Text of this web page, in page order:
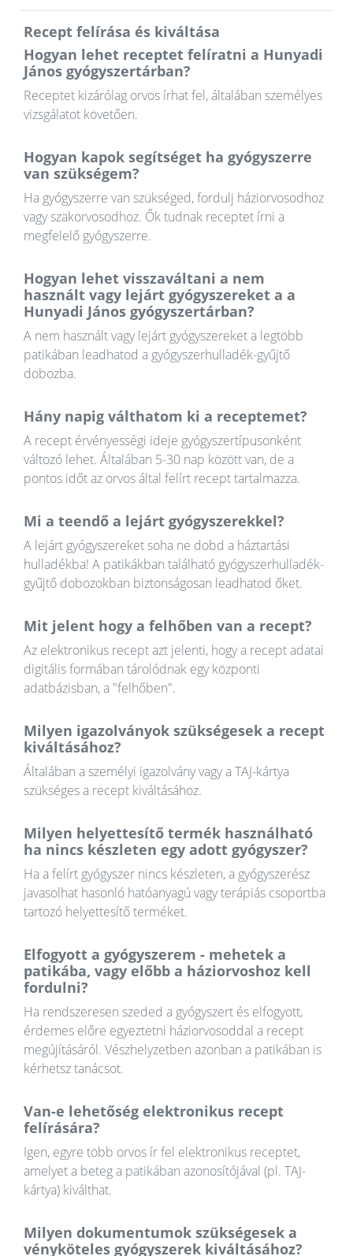
Recept felírása és kiváltása
Hogyan lehet receptet felíratni a Hunyadi
János gyógyszertárban?
Receptet kizárólag orvos írhat fel, általában személyes
vizsgálatot követően.
Hogyan kapok segítséget ha gyógyszerre
van szükségem?
Ha gyógyszerre van szükséged, fordulj háziorvosodhoz
vagy szakorvosodhoz. Ők tudnak receptet írni a
megfelelő gyógyszerre.
Hogyan lehet visszaváltani a nem
használt vagy lejárt gyógyszereket a a
Hunyadi János gyógyszertárban?
A nem használt vagy lejárt gyógyszereket a legtöbb
patikában leadhatod a gyógyszerhulladék-gyűjtő
dobozba.
Hány napig válthatom ki a receptemet?
A recept érvényességi ideje gyógyszertípusonként
változó lehet. Általában 5-30 nap között van, de a
pontos időt az orvos által felírt recept tartalmazza.
Mi a teendő a lejárt gyógyszerekkel?
A lejárt gyógyszereket soha ne dobd a háztartási
hulladékba! A patikákban található gyógyszerhulladék-
gyűjtő dobozokban biztonságosan leadhatod őket.
Mit jelent hogy a felhőben van a recept?
Az elektronikus recept azt jelenti, hogy a recept adatai
digitális formában tárolódnak egy központi
adatbázisban, a "felhőben".
Milyen igazolványok szükségesek a recept
kiváltásához?
Általában a személyi igazolvány vagy a TAJ-kártya
szükséges a recept kiváltásához.
Milyen helyettesítő termék használható
ha nincs készleten egy adott gyógyszer?
Ha a felírt gyógyszer nincs készleten, a gyógyszerész
javasolhat hasonló hatóanyagú vagy terápiás csoportba
tartozó helyettesítő terméket.
Elfogyott a gyógyszerem - mehetek a
patikába, vagy előbb a háziorvoshoz kell
fordulni?
Ha rendszeresen szeded a gyógyszert és elfogyott,
érdemes előre egyeztetni háziorvosoddal a recept
megújításáról. Vészhelyzetben azonban a patikában is
kérhetsz tanácsot.
Van-e lehetőség elektronikus recept
felírására?
Igen, egyre több orvos ír fel elektronikus receptet,
amelyet a beteg a patikában azonosítójával (pl. TAJ-
kártya) kiválthat.
Milyen dokumentumok szükségesek a
vényköteles gyógyszerek kiváltásához?